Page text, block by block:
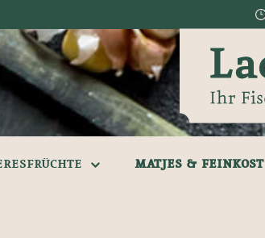
MATJES & FEINKOST